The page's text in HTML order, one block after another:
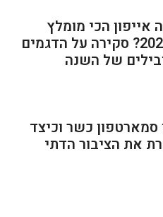
אייפון הכי מומלץ
ב־2025? סקירה על הדגמים
של השנה
סמארטפון כשר וכיצד
את הציבור הדתי